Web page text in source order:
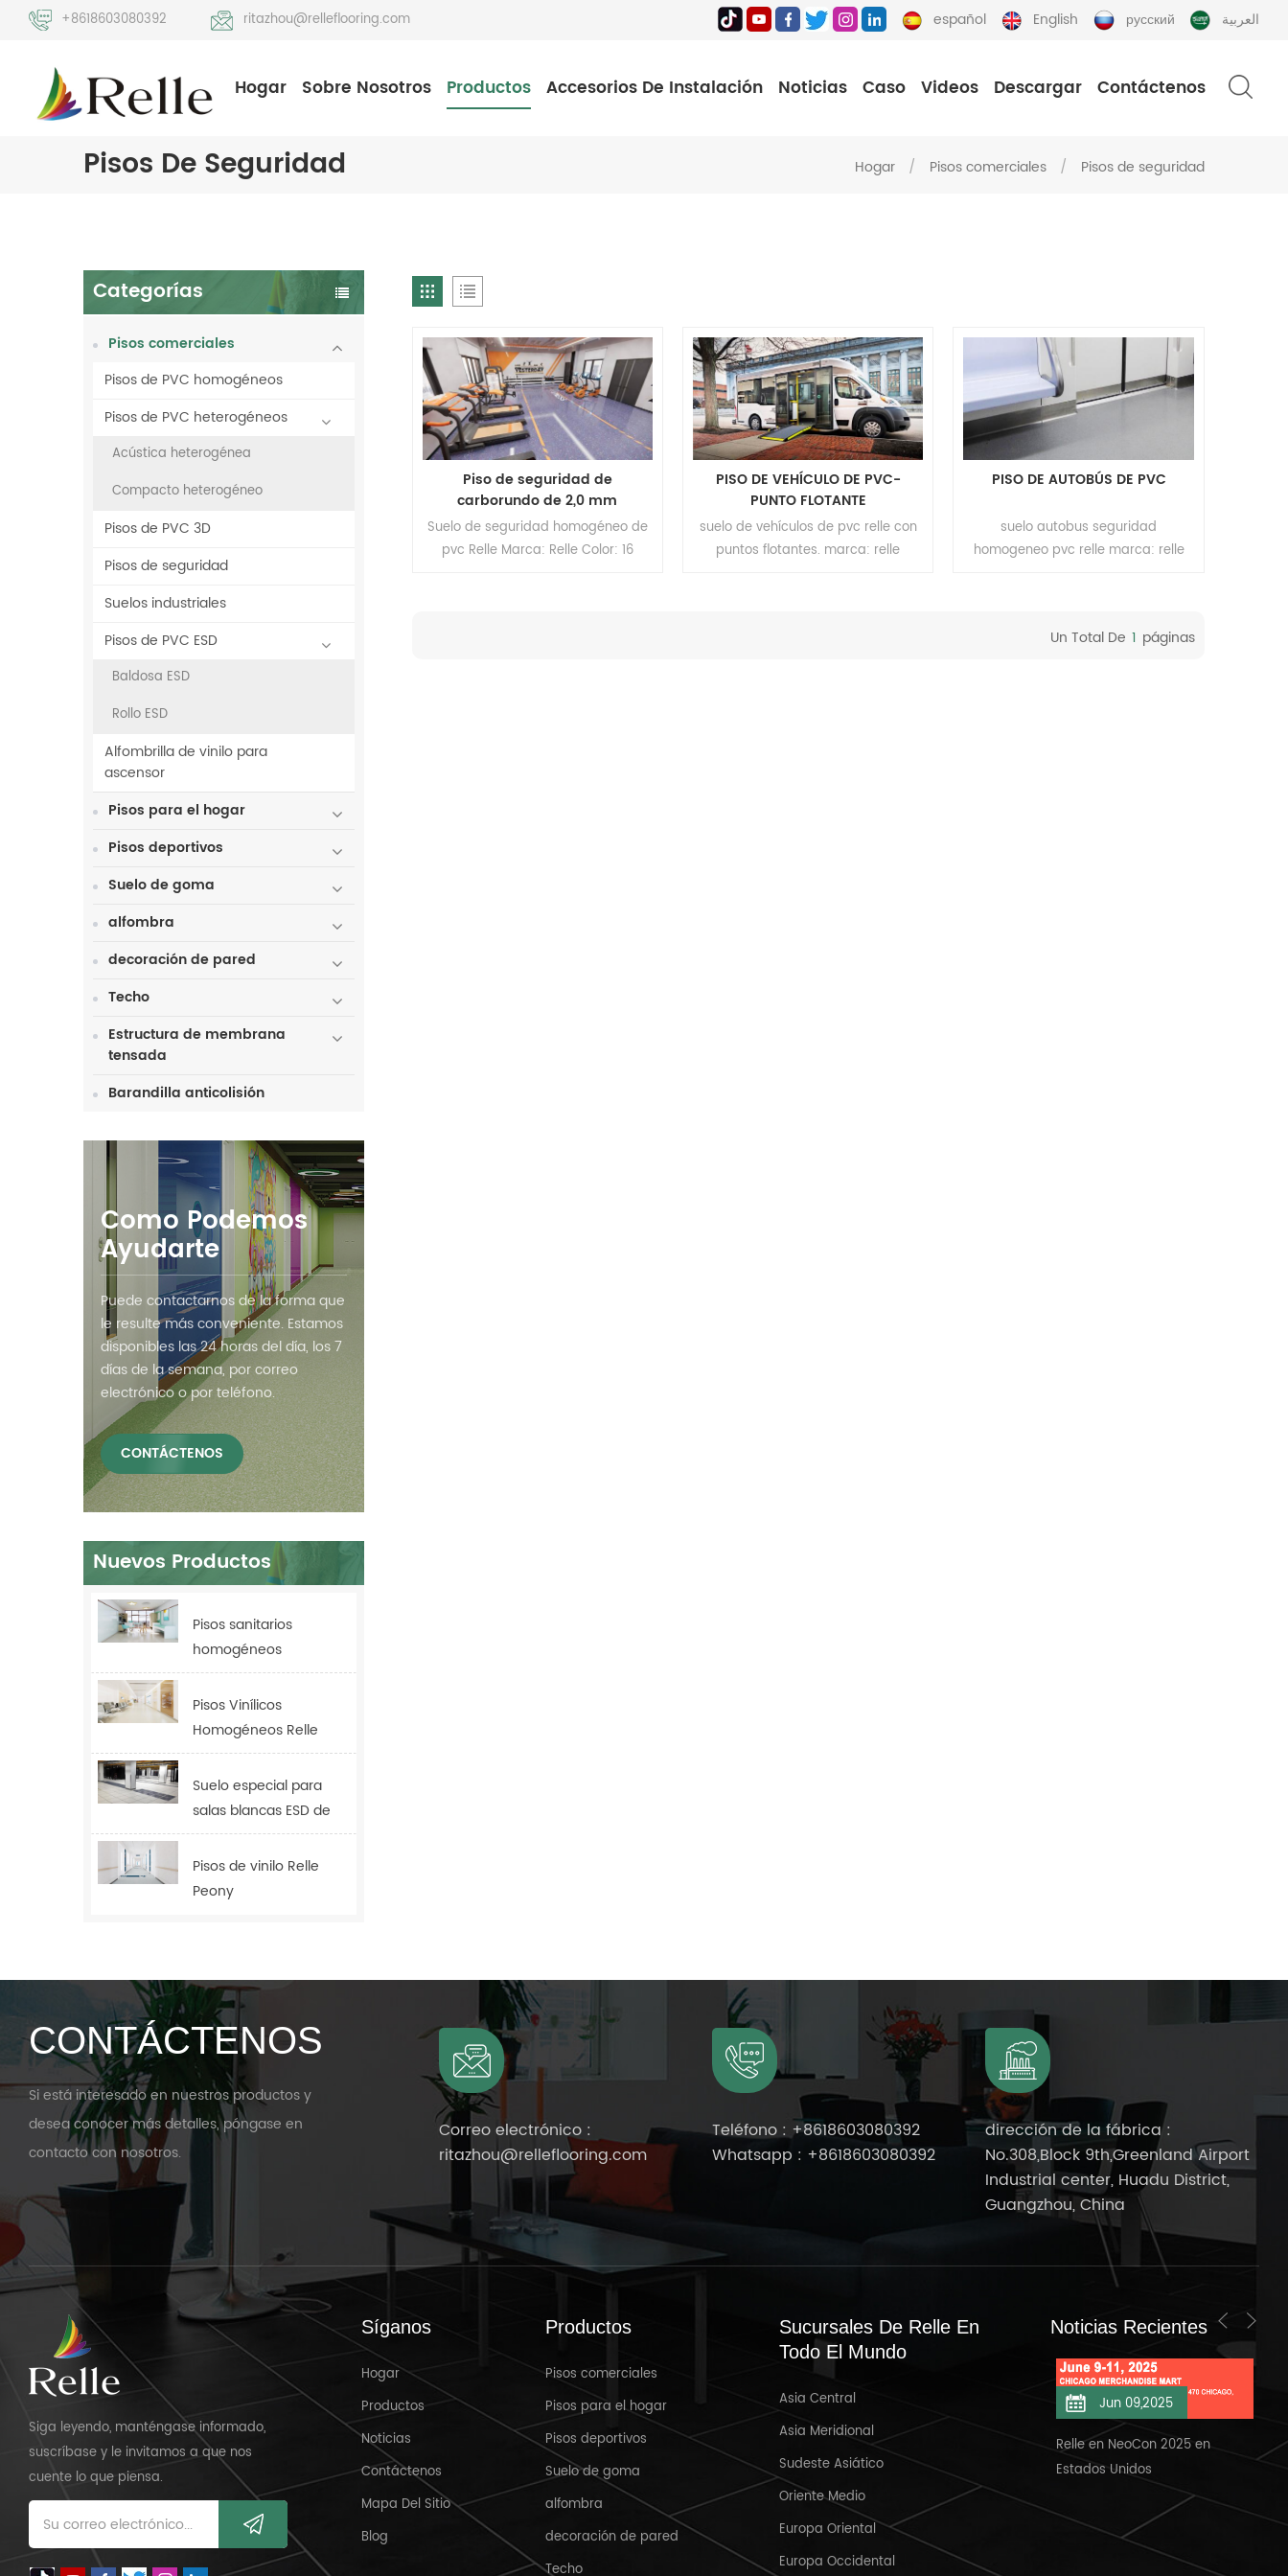
+8618603080392 ritazhou@relleflooring.com español English русский العربية
Hogar Sobre Nosotros Productos Accesorios De Instalación Noticias Caso Videos Descargar Contáctenos
Pisos De Seguridad Hogar / Pisos comerciales / Pisos de seguridad
Categorías
Pisos comerciales
Pisos de PVC homogéneos
Pisos de PVC heterogéneos
Acústica heterogénea
Compacto heterogéneo
Pisos de PVC 3D
Pisos de seguridad
Suelos industriales
Pisos de PVC ESD
Baldosa ESD
Rollo ESD
Alfombrilla de vinilo para
ascensor
Pisos para el hogar
Pisos deportivos
Suelo de goma
alfombra
decoración de pared
Techo
Estructura de membrana
tensada
Barandilla anticolisión
Como Podemos
Ayudarte
Puede contactarnos de la forma que
le resulte más conveniente. Estamos
disponibles las 24 horas del día, los 7
días de la semana, por correo
electrónico o por teléfono.
CONTÁCTENOS
Nuevos Productos
Pisos sanitarios
homogéneos
antibacterianos Relle
para hospitales
Pisos Vinílicos
Homogéneos Relle
Tulip
Suelo especial para
salas blancas ESD de
2,0 mm
Pisos de vinilo Relle
Peony
Piso de seguridad de
carborundo de 2,0 mm
Suelo de seguridad homogéneo de
pvc Relle Marca: Relle Color: 16
PISO DE VEHÍCULO DE PVC-
PUNTO FLOTANTE
suelo de vehículos de pvc relle con
puntos flotantes. marca: relle
PISO DE AUTOBÚS DE PVC
suelo autobus seguridad
homogeneo pvc relle marca: relle
de soporte: tela no tejida moq:
Un Total De 1 Páginas
CONTÁCTENOS
Si está interesado en nuestros productos y
desea conocer más detalles, póngase en
contacto con nosotros.
Correo electrónico :
ritazhou@relleflooring.com
Teléfono : +8618603080392
Whatsapp : +8618603080392
dirección de la fábrica :
No.308,Block 9th,Greenland Airport
Industrial center, Huadu District,
Guangzhou, China
Siga leyendo, manténgase informado,
suscríbase y le invitamos a que nos
cuente lo que piensa.
Síganos
Hogar
Productos
Noticias
Contáctenos
Mapa Del Sitio
Blog
Productos
Pisos comerciales
Pisos para el hogar
Pisos deportivos
Suelo de goma
alfombra
decoración de pared
Techo
Sucursales De Relle En
Todo El Mundo
Asia Central
Asia Meridional
Sudeste Asiático
Oriente Medio
Europa Oriental
Europa Occidental
Noticias Recientes
Bienvenido a Crocus Expo IEC,
Moscú, Rusia MosBuild 2025
Relle en NeoCon 2025/6/11
Jun 09,2025
Relle en NeoCon 2025 en
Estados Unidos